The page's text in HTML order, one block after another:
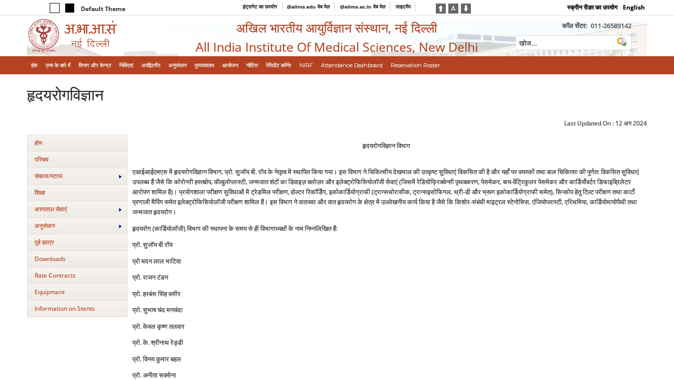
Default Theme इंट्रानेट का उपयोग @aiims.edu वेब मेल @aiims.ac.in वेब मेल साइटमैप स्क्रीन रीडर का उपयोग English
अखिल भारतीय आयुर्विज्ञान संस्थान, नई दिल्ली
All India Institute Of Medical Sciences, New Delhi
कॉल सेंटर: 011-26589142
होम एम्‍स के बारे में विभाग और केन्‍द्र निविदाएं अपॉइंटमेंट अनुसंधान पुस्तकालय आयोजन नोटिस रेसिडेंट कॉर्नर NIRF Attendance Dashboard Reservation Roster
हृदयरोगविज्ञान
Last Updated On : 12 अग 2024
होम
परिचय
संकाय/स्‍टाफ
शिक्षा
अस्‍पताल सेवाएं
अनुसंधान
पूर्व छात्र
Downloads
Rate Contracts
Equipment
Information on Stents
हृदयरोगविज्ञान विभाग
एआईआईएमएस में हृदयरोगविज्ञान विभाग, प्रो. सुजॉय बी. रॉय के नेतृत्व में स्थापित किया गया। इस विभाग ने चिकित्सीय देखभाल की उत्कृष्ट सुविधाएं विकसित की है और यहाँ पर वयस्कों तथा बाल चिकित्सा की पूर्णत: विकसित सुविधाएं
उपलब्ध हैं जैसे कि कोरोनरी हस्तक्षेप, वॉल्वुलोप्लास्टी, जन्मजात शंटों का ‍डिवाइज़ क्लोज़र और इलेक्ट्रोफिसियोलॉजी सेवाएं (जिसमें रेडियोफ्रिक्वेन्सी पृथक्करण, पेसमेकर, बाय-वेंट्रिकुलर पेसमेकर और कार्डिर्योवर्टर डिफाइब्रिलेटर
आरोपण शामिल है)। प्रयोगशाला परीक्षण सुविधाओं में ट्रेडमिल परीक्षण, होल्टर रिकॉर्डिंग, इकोकार्डियोग्राफी (ट्रान्सथोरासीक, ट्रान्सइसोफिगल, थ्री-डी और भ्रूण इकोकार्डियोग्राफी समेत), सिन्कोप हेतु टिल्ट परीक्षण तथा कार्टो
प्रणाली मैपिंग समेत इलेक्ट्रोफिसियोलॉजी परीक्षण शामिल हैं। इस विभाग ने वातज्वर और वात हृदयरोग के क्षेत्र में उल्लेखनीय कार्य किया है जैसे कि किशोर-संबंधी माइट्रल स्टेनोसिस, एंजियोप्लास्टी, एरिथमिया, कार्डियोमायोपैथी तथा
जन्मजात हृदयरोग।
हृदयरोग (कार्डियोलॉजी) विभाग की स्थापना के समय से ही विभागाध्यक्षों के नाम निम्नलिखित हैं:
प्रो. सुजॉय बी रॉय
प्रो मदन लाल भाटिया
प्रो. राजन टंडन
प्रो. हरबंस सिंह वसीर
प्रो. सुभाष चंद मनचंदा
प्रो. केवल कृष्ण तलवार
प्रो. के. श्रीनाथ रेड्डी
प्रो. विनय कुमार बहल
प्रो. अनीता सक्सेना